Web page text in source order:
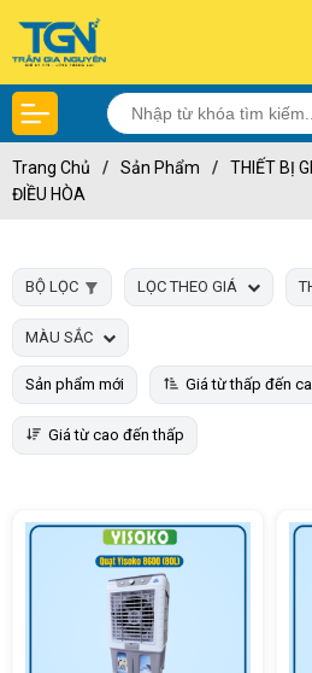
Trang Chủ / Sản Phẩm / THIẾT BỊ
ĐIỀU HÒA
BỘ LỌC LỌC THEO GIÁ
MÀU SẮC
Sản phẩm mới Giá từ thấp đến
Giá từ cao đến thấp